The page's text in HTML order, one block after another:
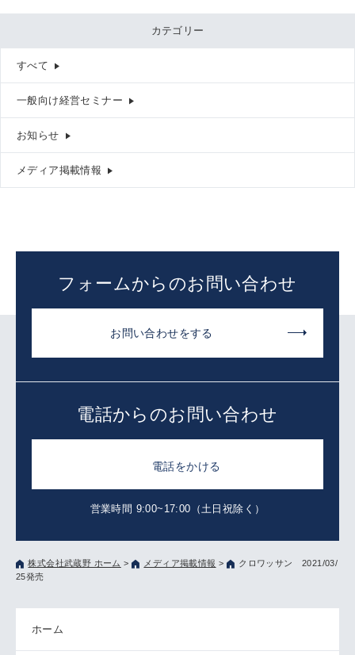
カテゴリー
すべて
一般向け経営セミナー
お知らせ
メディア掲載情報
フォームからのお問い合わせ
お問い合わせをする
電話からのお問い合わせ
電話をかける
営業時間 9:00~17:00（土日祝除く）
株式会社武蔵野 ホーム > メディア掲載情報 >
クロワッサン 2021/03/
25発売
ホーム